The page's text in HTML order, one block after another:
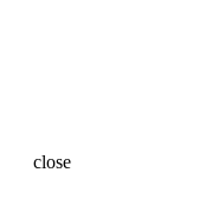
close